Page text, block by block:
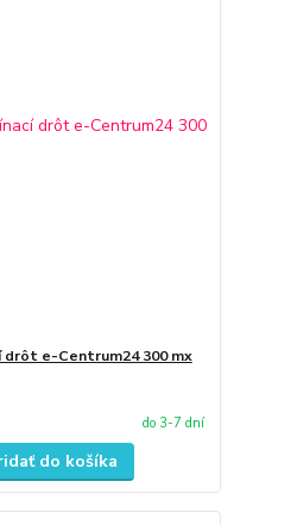
drôt e-Centrum24 300 mx
do 3-7 dní
do košíka